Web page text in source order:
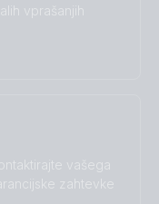
vprašanjih
vašega
zahtevke